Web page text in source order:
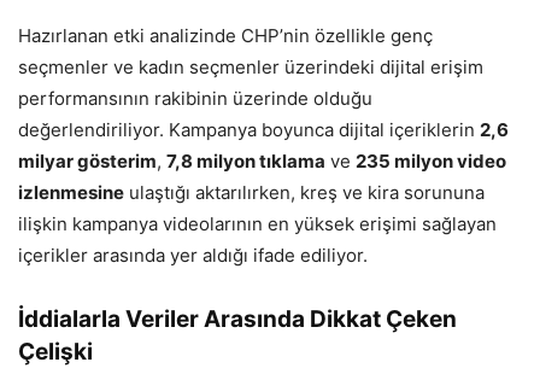
Hazırlanan etki analizinde CHP’nin özellikle genç
seçmenler ve kadın seçmenler üzerindeki dijital erişim
performansının rakibinin üzerinde olduğu
değerlendiriliyor. Kampanya boyunca dijital içeriklerin 2,6
milyar gösterim, 7,8 milyon tıklama ve 235 milyon video
izlenmesine ulaştığı aktarılırken, kreş ve kira sorununa
ilişkin kampanya videolarının en yüksek erişimi sağlayan
içerikler arasında yer aldığı ifade ediliyor.
İddialarla Veriler Arasında Dikkat Çeken
Çelişki